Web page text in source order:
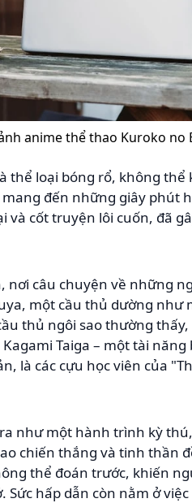
anime thể thao Kuroko no
thể loại bóng rổ, không thể
đến những giây phút
và cốt truyện lôi cuốn, đã
câu chuyện về những
một cầu thủ dường
thủ ngôi sao thường
Taiga – một tài
là các cựu học viên của
như một hành trình kỳ
chiến thắng và tinh thần
thể đoán trước, khiến
hấp dẫn còn nằm ở